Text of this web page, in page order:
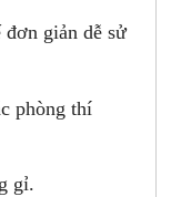
đơn giản dễ sử
phòng thí
gỉ.